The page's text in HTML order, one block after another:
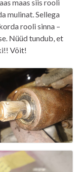
maas siis rooli
mulinat. Sellega
rooli sinna –
Nüüd tundub, et
Võit!